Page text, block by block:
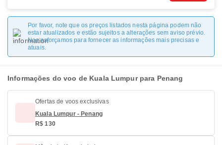
Por favor, note que os preços listados nesta página podem não
estar atualizados e estão sujeitos a alterações sem aviso prévio.
Nos esforçamos para fornecer as informações mais precisas e
atuais.
Informações do voo de Kuala Lumpur para Penang
Ofertas de voos exclusivas
Kuala Lumpur - Penang
R$ 130